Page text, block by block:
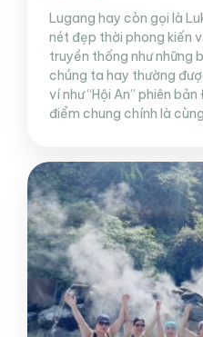
Lugang hay còn gọi là
nét đẹp thời phong kiến
truyền thống như những
chúng ta hay thường
ví như “Hội An” phiên
điểm chung chính là